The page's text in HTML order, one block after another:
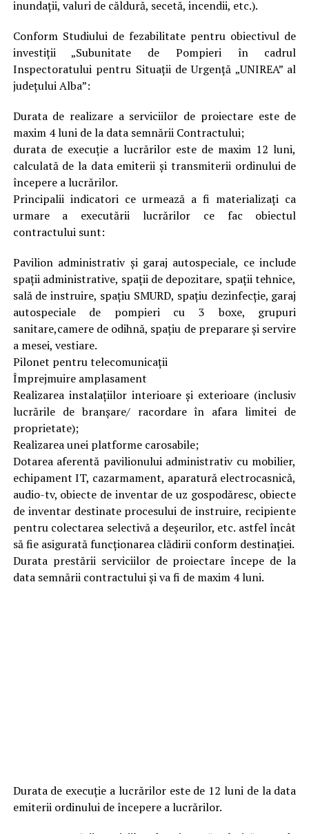
inundații, valuri de căldură, secetă, incendii, etc.).
Conform Studiului de fezabilitate pentru obiectivul de
investiții „Subunitate de Pompieri în cadrul
Inspectoratului pentru Situații de Urgență „UNIREA” al
județului Alba”:
Durata de realizare a serviciilor de proiectare este de
maxim 4 luni de la data semnării Contractului;
durata de execuție a lucrărilor este de maxim 12 luni,
calculată de la data emiterii și transmiterii ordinului de
începere a lucrărilor.
Principalii indicatori ce urmează a fi materializați ca
urmare a executării lucrărilor ce fac obiectul
contractului sunt:
Pavilion administrativ și garaj autospeciale, ce include
spații administrative, spații de depozitare, spații tehnice,
sală de instruire, spațiu SMURD, spațiu dezinfecție, garaj
autospeciale de pompieri cu 3 boxe, grupuri
sanitare,camere de odihnă, spațiu de preparare și servire
a mesei, vestiare.
Pilonet pentru telecomunicații
Împrejmuire amplasament
Realizarea instalațiilor interioare și exterioare (inclusiv
lucrările de branșare/ racordare în afara limitei de
proprietate);
Realizarea unei platforme carosabile;
Dotarea aferentă pavilionului administrativ cu mobilier,
echipament IT, cazarmament, aparatură electrocasnică,
audio-tv, obiecte de inventar de uz gospodăresc, obiecte
de inventar destinate procesului de instruire, recipiente
pentru colectarea selectivă a deşeurilor, etc. astfel încât
să fie asigurată funcționarea clădirii conform destinației.
Durata prestării serviciilor de proiectare începe de la
data semnării contractului și va fi de maxim 4 luni.
Durata de execuție a lucrărilor este de 12 luni de la data
emiterii ordinului de începere a lucrărilor.